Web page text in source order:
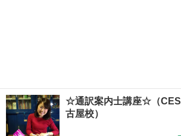
☆通訳案内士講座☆（CES
古屋校）